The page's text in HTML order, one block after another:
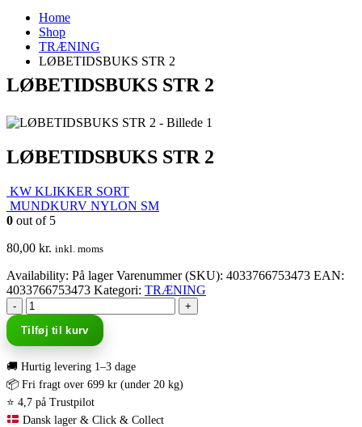
Home
Shop
TRÆNING
LØBETIDSBUKS STR 2
LØBETIDSBUKS STR 2
LØBETIDSBUKS STR 2
KW KLIKKER SORT
MUNDKURV NYLON SM
0 out of 5
80,00 kr. inkl. moms
Availability: På lager Varenummer (SKU): 4033766753473 EAN:
4033766753473 Kategori: TRÆNING
-
+
Tilføj til kurv
🚚 Hurtig levering 1–3 dage
📦 Fri fragt over 699 kr (under 20 kg)
⭐ 4,7 på Trustpilot
Dansk lager & Click & Collect